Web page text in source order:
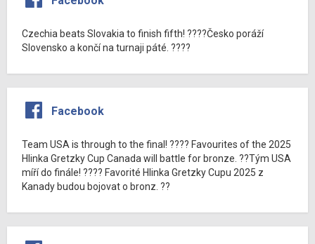
Czechia beats Slovakia to finish fifth! ????Česko poráží
Slovensko a končí na turnaji páté. ????
Facebook
Team USA is through to the final! ???? Favourites of the 2025
Hlinka Gretzky Cup Canada will battle for bronze. ??Tým USA
míří do finále! ???? Favorité Hlinka Gretzky Cupu 2025 z
Kanady budou bojovat o bronz. ??